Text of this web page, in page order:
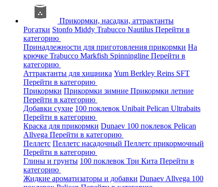
Прикормки, насадки, аттрактанты
Рогатки Stonfo Middy Trabucco Nautilus Перейти в
категорию
Принадлежности для приготовления прикормки На
крючке Trabucco Markfish Spinningline Перейти в
категорию
Аттрактанты для хищника Yum Berkley Reins SFT
Перейти в категорию
Прикормки Прикормки зимние Прикормки летние
Перейти в категорию
Добавки сухие 100 поклевок Unibait Pelican Ultrabaits
Перейти в категорию
Краска для прикормки Dunaev 100 поклевок Pelican
Allvega Перейти в категорию
Пеллетс Пеллетс насадочный Пеллетс прикормочный
Перейти в категорию
Глины и грунты 100 поклевок Три Кита Перейти в
категорию
Жидкие ароматизаторы и добавки Dunaev Allvega 100